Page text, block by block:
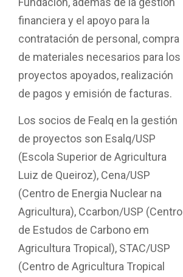
financiera y el apoyo para la
contratación de personal, compra
de materiales necesarios para los
proyectos apoyados, realización
de pagos y emisión de facturas.
Los socios de Fealq en la gestión
de proyectos son Esalq/USP
(Escola Superior de Agricultura
Luiz de Queiroz), Cena/USP
(Centro de Energia Nuclear na
Agricultura), Ccarbon/USP (Centro
de Estudos de Carbono em
Agricultura Tropical), STAC/USP
(Centro de Agricultura Tropical